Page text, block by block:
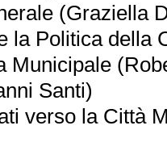
(Graziella
la Politica della
Municipale
Santi)
verso la Città